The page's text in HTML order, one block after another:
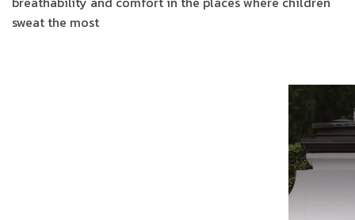
sweat the most